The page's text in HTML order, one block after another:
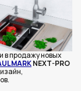
в продажу новых
NEXT-PRO